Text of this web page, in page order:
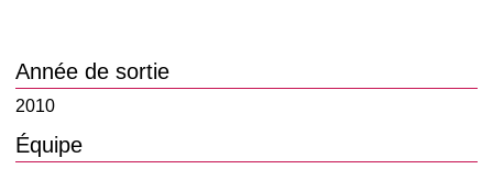
Année de sortie
2010
Équipe